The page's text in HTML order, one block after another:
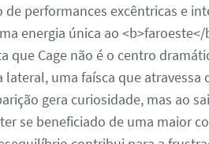
performances excêntricas e
energia única ao <b>faroeste</
que Cage não é o centro
uma faísca que atravessa
gera curiosidade, mas ao
se beneficiado de uma maior